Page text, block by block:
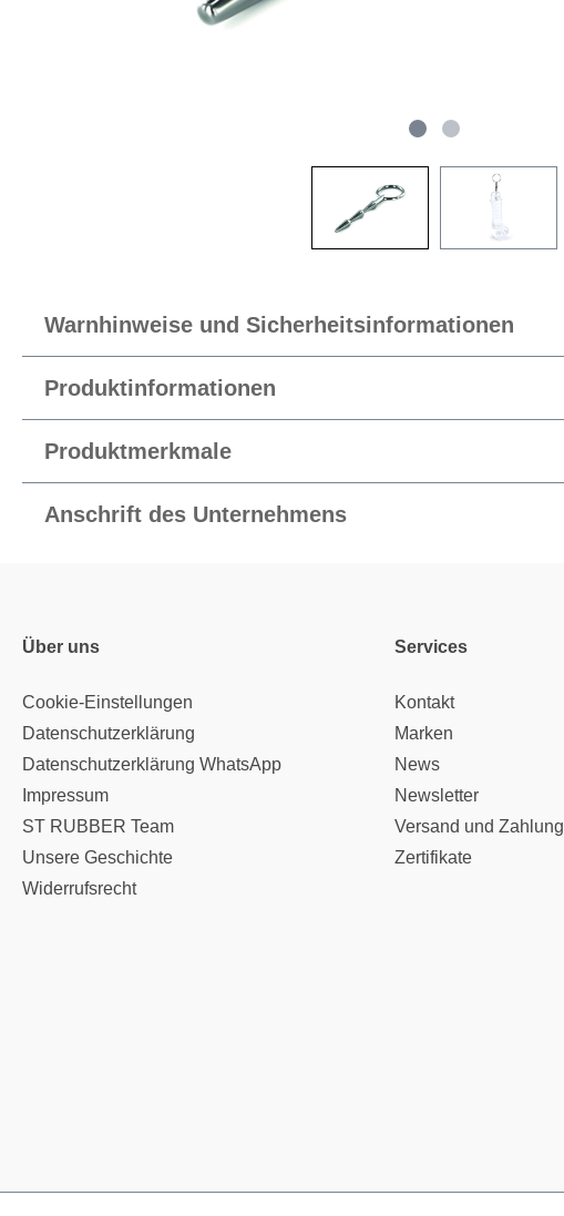
Warnhinweise und Sicherheitsinformationen
Produktinformationen
Produktmerkmale
Anschrift des Unternehmens
Über uns
Cookie-Einstellungen
Datenschutzerklärung
Datenschutzerklärung WhatsApp
Impressum
ST RUBBER Team
Unsere Geschichte
Widerrufsrecht
Services
Kontakt
Marken
News
Newsletter
Versand und Zahlung
Zertifikate